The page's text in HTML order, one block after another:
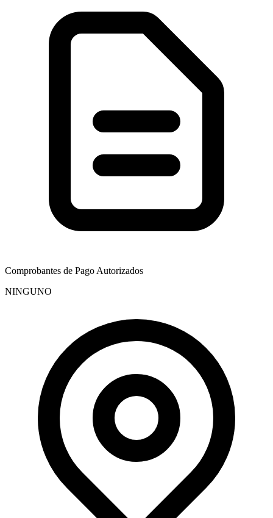
Comprobantes de Pago Autorizados
NINGUNO